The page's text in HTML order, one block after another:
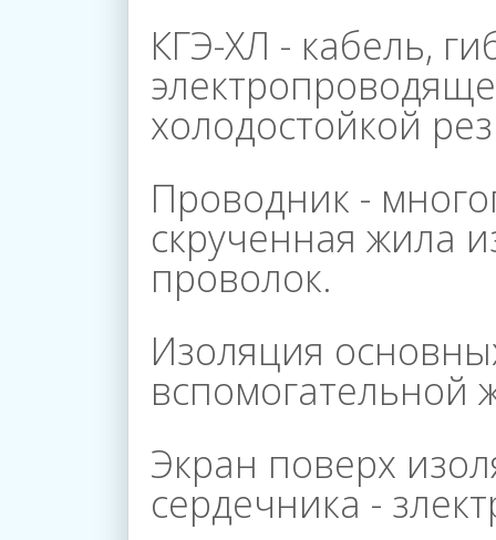
Главная
Компании
Каталог
КГЭ-ХЛ - кабель,
холодостойкой
Проводник -
скрученная жила
проволок.
Изоляция
вспомогательной
Экран поверх
сердечника -